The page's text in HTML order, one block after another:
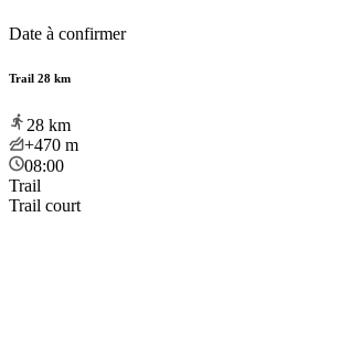
Date à confirmer
Trail 28 km
28 km
+470 m
08:00
Trail
Trail court